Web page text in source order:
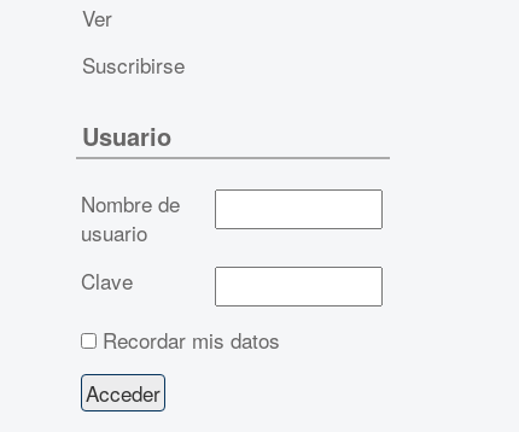
Ver
Suscribirse
Usuario
Nombre de
usuario
Clave
Recordar mis datos